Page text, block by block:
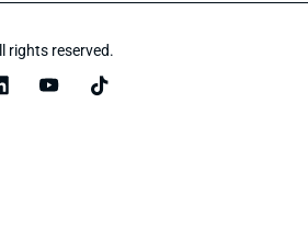
rights reserved.